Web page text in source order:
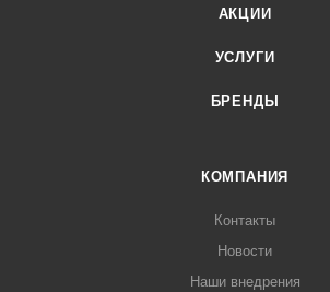
АКЦИИ
УСЛУГИ
БРЕНДЫ
КОМПАНИЯ
Контакты
Новости
Наши внедрения